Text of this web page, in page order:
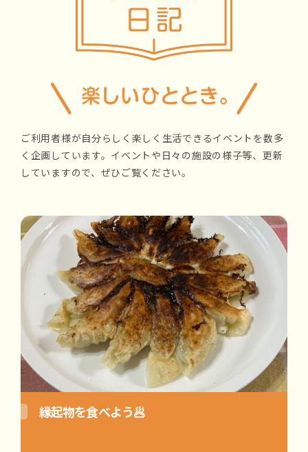
ご利用者様が自分らしく楽しく生活できるイベントを数多
く企画しています。イベントや日々の施設の様子等、更新
していますので、ぜひご覧ください。
縁起物を食べよう🥟